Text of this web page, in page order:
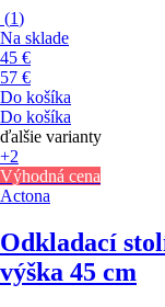
(1)
Na sklade
45 €
57 €
Do košíka
Do košíka
ďalšie varianty
+2
Výhodná cena
Actona
Odkladací
výška 45 cm